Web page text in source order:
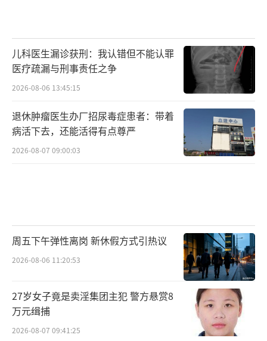
儿科医生漏诊获刑：我认错但不能认罪
医疗疏漏与刑事责任之争
2026-08-06 13:45:15
退休肿瘤医生办厂招尿毒症患者：带着
病活下去，还能活得有点尊严
2026-08-07 09:00:03
周五下午弹性离岗 新休假方式引热议
2026-08-06 11:20:53
27岁女子竟是卖淫集团主犯 警方悬赏8
万元缉捕
2026-08-07 09:41:25